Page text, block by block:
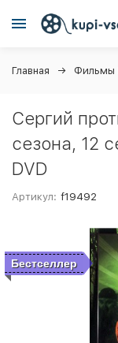
Главная Фильмы
Сергий
сезона, 12
DVD
Артикул: f19492
Бестселлер